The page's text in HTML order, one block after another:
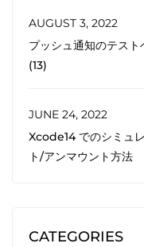
AUGUST 3, 2022
プッシュ通知のテス
(13)
JUNE 24, 2022
Xcode14 でのシミュ
ト/アンマウント方法
CATEGORIES